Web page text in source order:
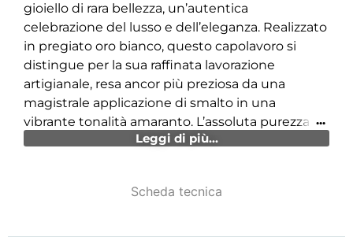
Scheda tecnica
gioiello di rara bellezza, un’autentica
celebrazione del lusso e dell’eleganza. Realizzato
in pregiato oro bianco, questo capolavoro si
distingue per la sua raffinata lavorazione
artigianale, resa ancor più preziosa da una
magistrale applicazione di smalto in una
vibrante tonalità amaranto. L’assoluta purezza e
luce dei diamanti incastonati incanta l’occhio e
Leggi di più...